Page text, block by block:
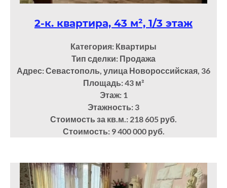
2-к. квартира, 43 м², 1/3 этаж
Категория: Квартиры
Тип сделки: Продажа
Адрес: Севастополь, улица Новороссийская, 36
Площадь: 43 м²
Этаж: 1
Этажность: 3
Стоимость за кв.м.: 218 605 руб.
Стоимость: 9 400 000 руб.